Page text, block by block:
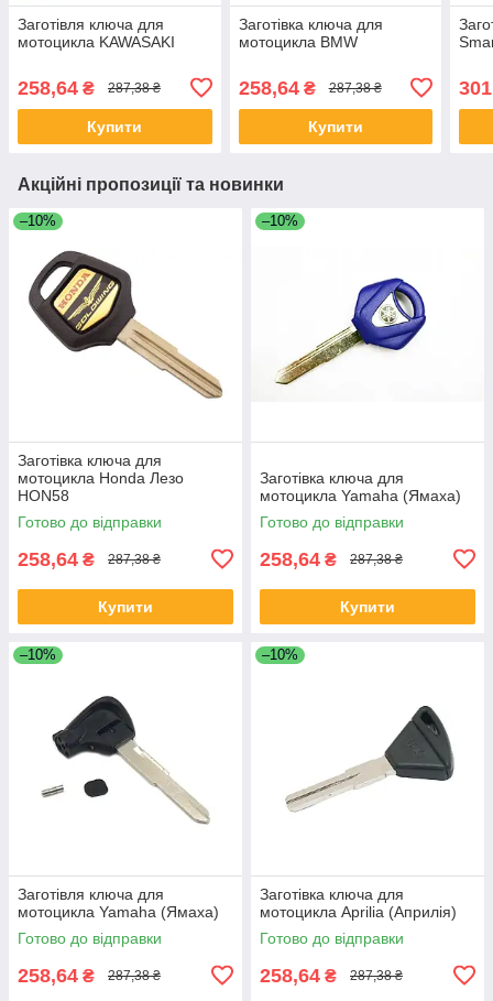
Заготівля ключа для
мотоцикла KAWASAKI
258,64 ₴ 287,38 ₴
Купити
Заготівка ключа для
мотоцикла BMW
258,64₴ 287,38 ₴
Купити
Акційні пропозиції та новинки
–10%
Заготівка ключа для
мотоцикла Honda Лезо
HON58
Готово до відправки
258,64 ₴ 287,38 ₴
Купити
–10%
Заготівка ключа для
мотоцикла Yamaha (Ямаха)
Готово до відправки
258,64 ₴ 287,38 ₴
Купити
–10%
Заготівля ключа для
мотоцикла Yamaha (Ямаха)
Готово до відправки
258,64 ₴ 287,38 ₴
–10%
Заготівка ключа для
мотоцикла Aprilia (Априлія)
Готово до відправки
258,64 ₴ 287,38 ₴